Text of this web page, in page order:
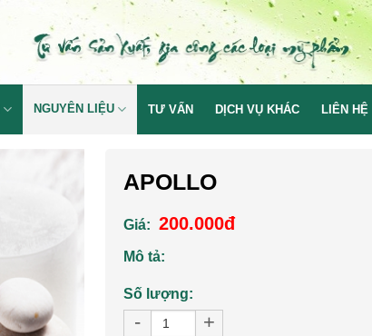
NGUYÊN LIỆU TƯ VẤN DỊCH VỤ KHÁC LIÊN HỆ
APOLLO
Giá: 200.000đ
Mô tả:
Số lượng:
- +